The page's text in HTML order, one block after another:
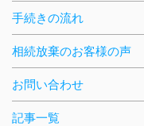
手続きの流れ
相続放棄のお客様の声
お問い合わせ
記事一覧